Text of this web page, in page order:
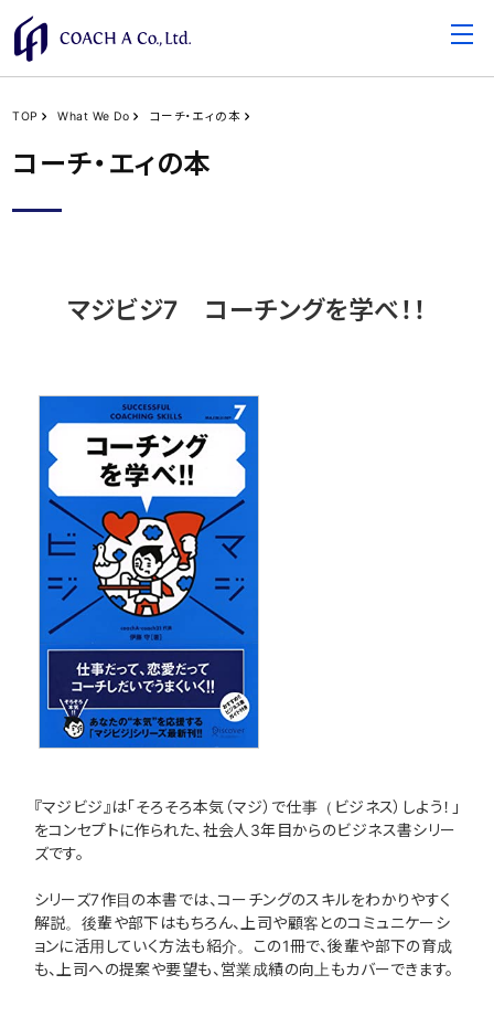
TOP What We Do コーチ・エィの本
コーチ・エィの本
マジビジ7 コーチングを学べ！！
『マジビジ』は「そろそろ本気（マジ）で仕事（ビジネス）しよう！」
をコンセプトに作られた、社会人3年目からのビジネス書シリー
ズです。
シリーズ7作目の本書では、コーチングのスキルをわかりやすく
解説。後輩や部下はもちろん、上司や顧客とのコミュニケーシ
ョンに活用していく方法も紹介。この1冊で、後輩や部下の育成
も、上司への提案や要望も、営業成績の向上もカバーできます。